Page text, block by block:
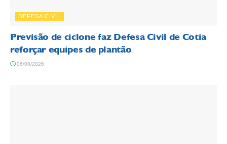
DEFESA CIVIL
Previsão de ciclone faz Defesa Civil de Cotia
reforçar equipes de plantão
06/08/2026